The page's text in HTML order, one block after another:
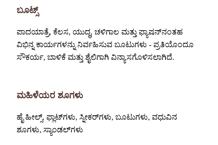
ಬೂಟ್ಸ್
ಪಾದಯಾತ್ರೆ, ಕೆಲಸ, ಯುದ್ಧ, ಚಳಿಗಾಲ ಮತ್ತು ಫ್ಯಾಷನ್‌ನಂತಹ
ವಿಭಿನ್ನ ಕಾರ್ಯಗಳನ್ನು ನಿರ್ವಹಿಸುವ ಬೂಟುಗಳು - ಪ್ರತಿಯೊಂದೂ
ಸೌಕರ್ಯ, ಬಾಳಿಕೆ ಮತ್ತು ಶೈಲಿಗಾಗಿ ವಿನ್ಯಾಸಗೊಳಿಸಲಾಗಿದೆ.
ಮಹಿಳೆಯರ ಶೂಗಳು
ಹೈ ಹೀಲ್ಸ್, ಫ್ಲಾಟ್‌ಗಳು, ಸ್ನೀಕರ್‌ಗಳು, ಬೂಟುಗಳು, ವಧುವಿನ
ಶೂಗಳು, ಸ್ಯಾಂಡಲ್‌ಗಳು